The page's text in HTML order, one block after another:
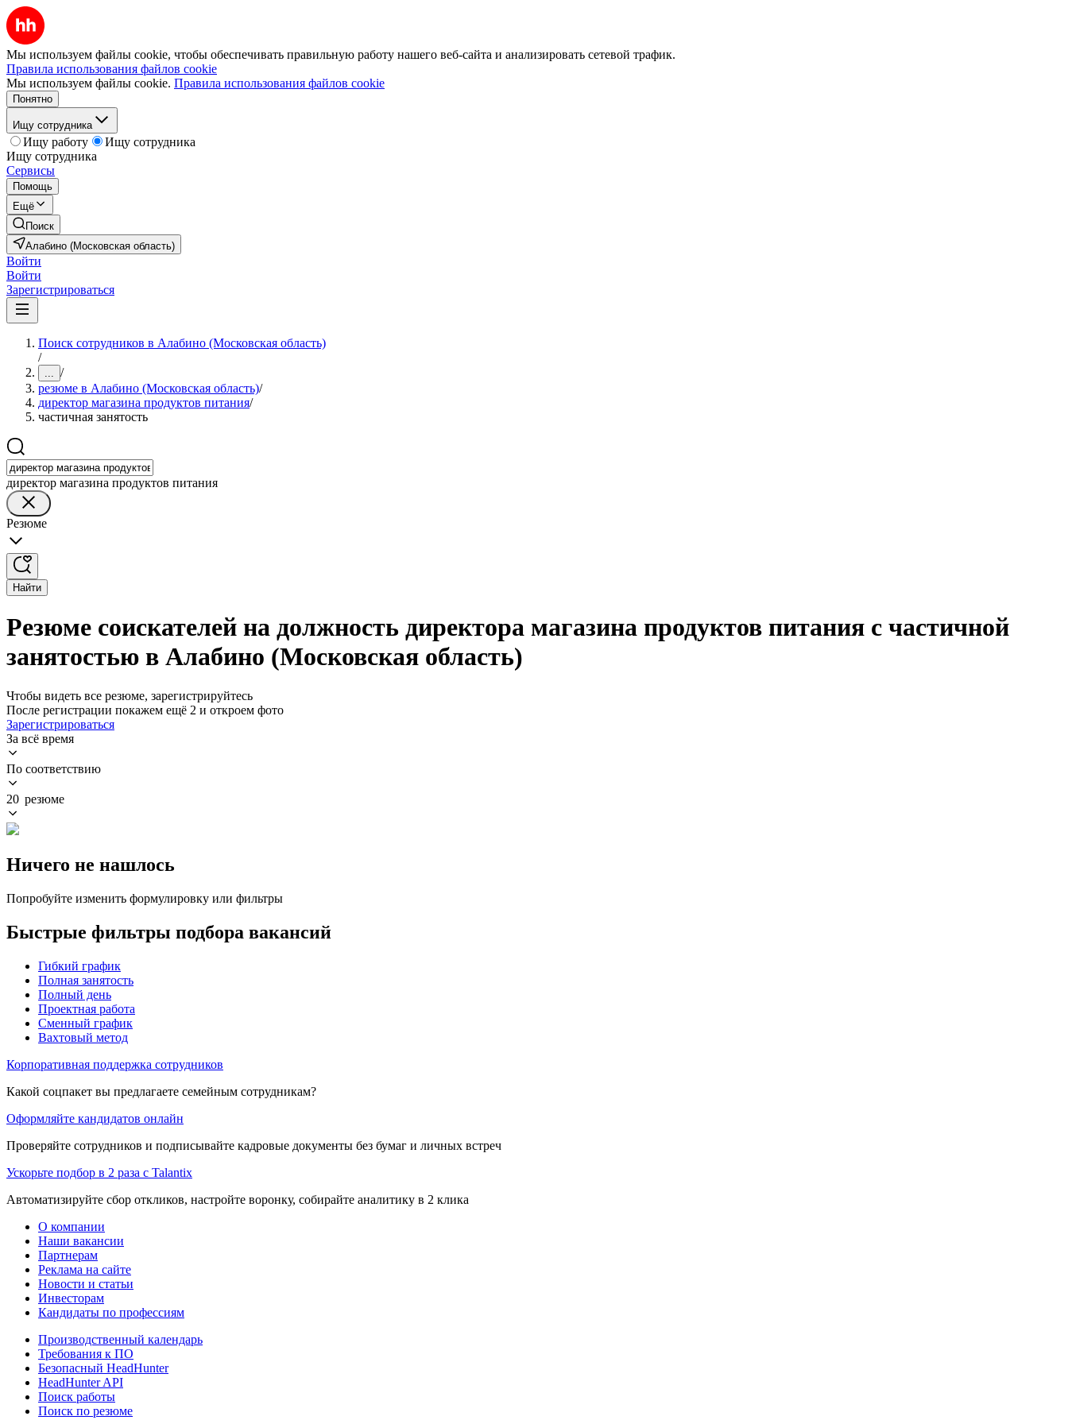
Мы используем файлы cookie, чтобы обеспечивать правильную работу нашего веб-сайта и анализировать сетевой трафик.
Правила использования файлов cookie
Мы используем файлы cookie. Правила использования файлов cookie
Понятно
Ищу сотрудника
Ищу работу
Ищу сотрудника
Ищу сотрудника
Сервисы
Помощь
Ещё
Поиск
Алабино (Московская область)
Войти
Войти
Зарегистрироваться
Поиск сотрудников в Алабино (Московская область)
/
... /
резюме в Алабино (Московская область)/
директор магазина продуктов питания/
частичная занятость
директор магазина продуктов питания
Резюме
Найти
Резюме соискателей на должность директора магазина продуктов питания с частичной
занятостью в Алабино (Московская область)
Чтобы видеть все резюме, зарегистрируйтесь
После регистрации покажем ещё 2 и откроем фото
Зарегистрироваться
За всё время
По соответствию
20 резюме
Ничего не нашлось
Попробуйте изменить формулировку или фильтры
Быстрые фильтры подбора вакансий
Гибкий график
Полная занятость
Полный день
Проектная работа
Сменный график
Вахтовый метод
Корпоративная поддержка сотрудников
Какой соцпакет вы предлагаете семейным сотрудникам?
Оформляйте кандидатов онлайн
Проверяйте сотрудников и подписывайте кадровые документы без бумаг и личных встреч
Ускорьте подбор в 2 раза с Talantix
Автоматизируйте сбор откликов, настройте воронку, собирайте аналитику в 2 клика
О компании
Наши вакансии
Партнерам
Реклама на сайте
Новости и статьи
Инвесторам
Кандидаты по профессиям
Производственный календарь
Требования к ПО
Безопасный HeadHunter
HeadHunter API
Поиск работы
Поиск по резюме